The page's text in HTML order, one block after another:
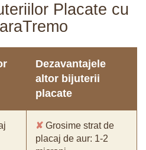
Placate cu
Dezavantajele
altor bijuterii
placate
✘ Grosime strat de
placaj de aur: 1-2